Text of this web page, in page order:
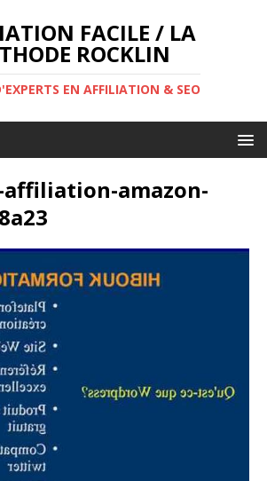
FACILE / LA
ROCKLIN
EN AFFILIATION & SEO
amazon-